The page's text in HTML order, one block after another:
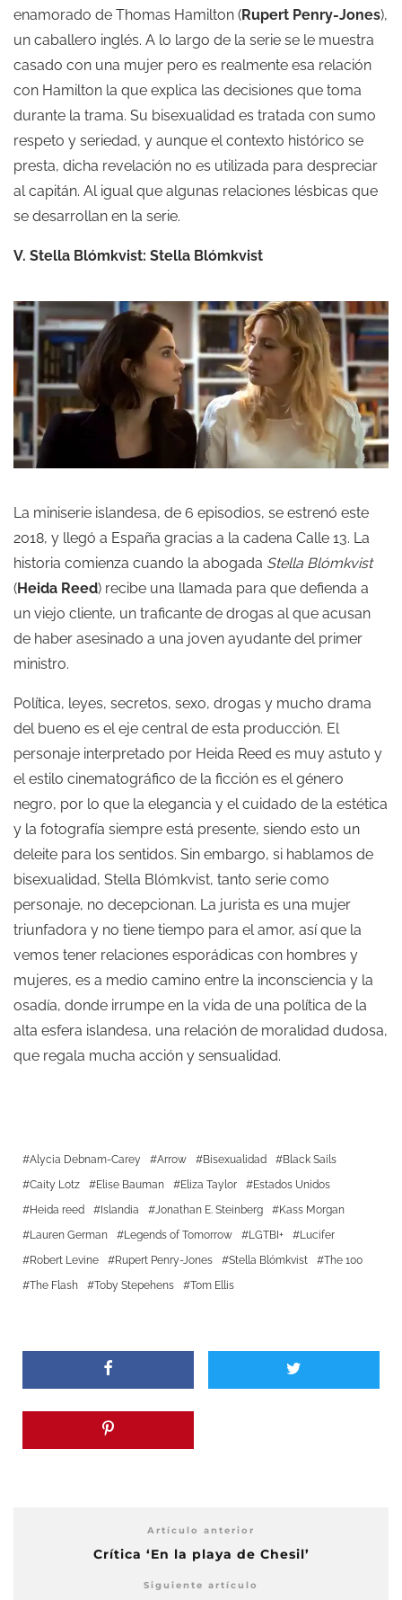
enamorado de Thomas Hamilton (Rupert Penry-Jones),
un caballero inglés. A lo largo de la serie se le muestra
casado con una mujer pero es realmente esa relación
con Hamilton la que explica las decisiones que toma
durante la trama. Su bisexualidad es tratada con sumo
respeto y seriedad, y aunque el contexto histórico se
presta, dicha revelación no es utilizada para despreciar
al capitán. Al igual que algunas relaciones lésbicas que
se desarrollan en la serie.
V. Stella Blómkvist: Stella Blómkvist
La miniserie islandesa, de 6 episodios, se estrenó este
2018, y llegó a España gracias a la cadena Calle 13. La
historia comienza cuando la abogada Stella Blómkvist
(Heida Reed) recibe una llamada para que defienda a
un viejo cliente, un traficante de drogas al que acusan
de haber asesinado a una joven ayudante del primer
ministro.
Política, leyes, secretos, sexo, drogas y mucho drama
del bueno es el eje central de esta producción. El
personaje interpretado por Heida Reed es muy astuto y
el estilo cinematográfico de la ficción es el género
negro, por lo que la elegancia y el cuidado de la estética
y la fotografía siempre está presente, siendo esto un
deleite para los sentidos. Sin embargo, si hablamos de
bisexualidad, Stella Blómkvist, tanto serie como
personaje, no decepcionan. La jurista es una mujer
triunfadora y no tiene tiempo para el amor, así que la
vemos tener relaciones esporádicas con hombres y
mujeres, es a medio camino entre la inconsciencia y la
osadía, donde irrumpe en la vida de una política de la
alta esfera islandesa, una relación de moralidad dudosa,
que regala mucha acción y sensualidad.
Alycia Debnam-Carey Arrow Bisexualidad
Black Sails
Caity Lotz
Elise Bauman Eliza Taylor
Estados Unidos
Heida reed
Islandia Jonathan E. Steinberg
Kass Morgan
Lauren German
Legends of Tomorrow LGTBI+
Lucifer
Robert Levine
Rupert Penry-Jones Stella Blómkvist
The 100
The Flash
Toby Stepehens Tom Ellis
Artículo anterior
Crítica ‘En la playa de Chesil’
Siguiente artículo